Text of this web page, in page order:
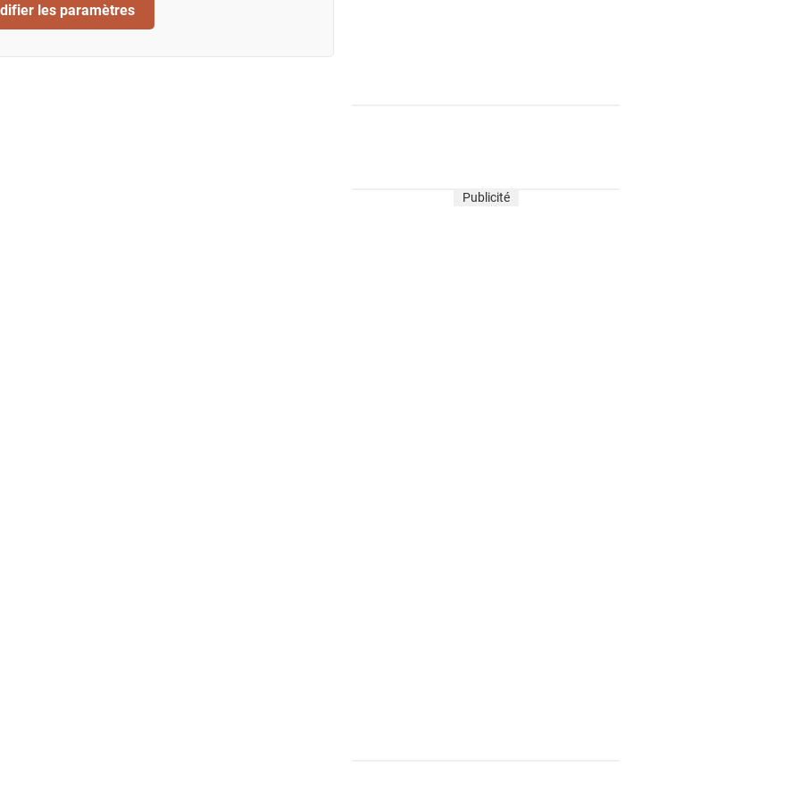
les paramètres
Publicité